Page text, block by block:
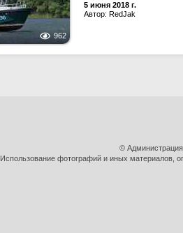
962
5 июня 2018 г.
Автор: RedJak
©
Использование фотографий и иных материалов,